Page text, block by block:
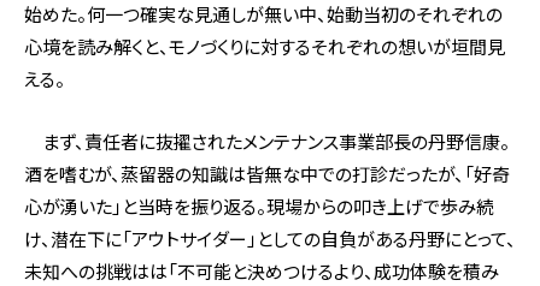
始めた。何一つ確実な見通しが無い中、始動当初のそれぞれの
心境を読み解くと、モノづくりに対するそれぞれの想いが垣間見
える。
まず、責任者に抜擢されたメンテナンス事業部長の丹野信康。
酒を嗜むが、蒸留器の知識は皆無な中での打診だったが、「好奇
心が湧いた」と当時を振り返る。現場からの叩き上げで歩み続
け、潜在下に「アウトサイダー」としての自負がある丹野にとって、
未知への挑戦はは「不可能と決めつけるより、成功体験を積み